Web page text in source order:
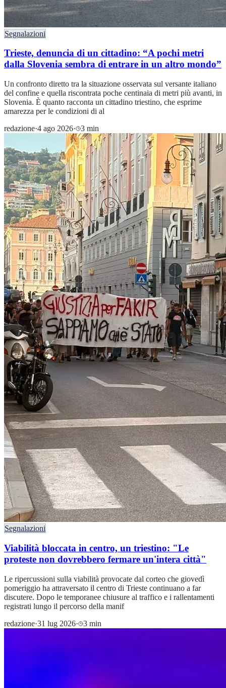
Segnalazioni
Trieste, denuncia di un cittadino: “A pochi metri
dalla Slovenia sembra di entrare in un altro mondo”
Un confronto diretto tra la situazione osservata sul versante italiano
del confine e quella riscontrata poche centinaia di metri più avanti, in
Slovenia. È quanto racconta un cittadino triestino, che esprime
amarezza per le condizioni di al
redazione·4 ago 2026· 3 min
Segnalazioni
Viabilità bloccata in centro, un triestino: "Le
proteste non dovrebbero fermare un'intera città"
Le ripercussioni sulla viabilità provocate dal corteo che giovedì
pomeriggio ha attraversato il centro di Trieste continuano a far
discutere. Dopo le temporanee chiusure al traffico e i rallentamenti
registrati lungo il percorso della manif
redazione·31 lug 2026· 3 min